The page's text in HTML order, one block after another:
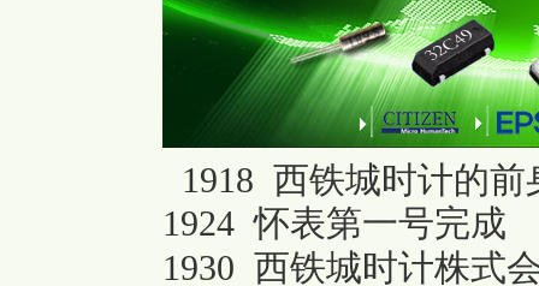
1918 西铁城时计的
1924 怀表第一号完成
1930 西铁城时计株式